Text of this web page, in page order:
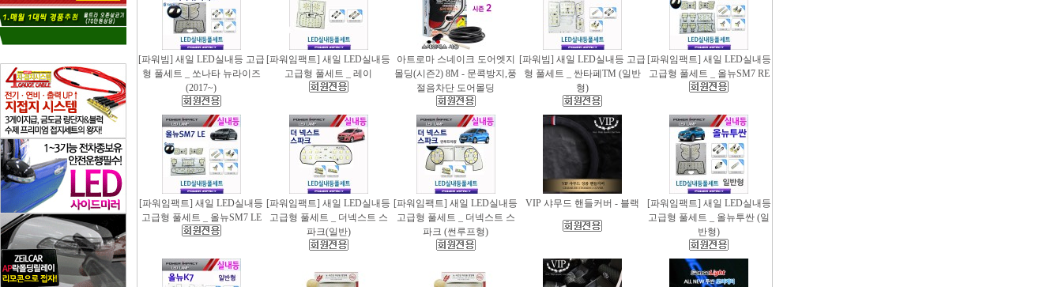
[파워빔] 새일 LED실내등 고급
형 풀세트 _ 쏘나타 뉴라이즈
(2017~)
[파워임팩트] 새일 LED실내등
고급형 풀세트 _ 레이
아트로마 스네이크 도어엣지
몰딩(시즌2) 8M - 문콕방지,풍
절음차단 도어몰딩
[파워빔] 새일 LED실내등 고급
형 풀세트 _ 싼타페TM (일반
형)
[파워임팩트] 새일 LED실내등
고급형 풀세트 _ 올뉴SM7 RE
[파워임팩트] 새일 LED실내등
고급형 풀세트 _ 올뉴SM7 LE
[파워임팩트] 새일 LED실내등
고급형 풀세트 _ 더넥스트 스
파크(일반)
[파워임팩트] 새일 LED실내등
고급형 풀세트 _ 더넥스트 스
파크 (썬루프형)
VIP 샤무드 핸들커버 - 블랙
[파워임팩트] 새일 LED실내등
고급형 풀세트 _ 올뉴투싼 (일
반형)